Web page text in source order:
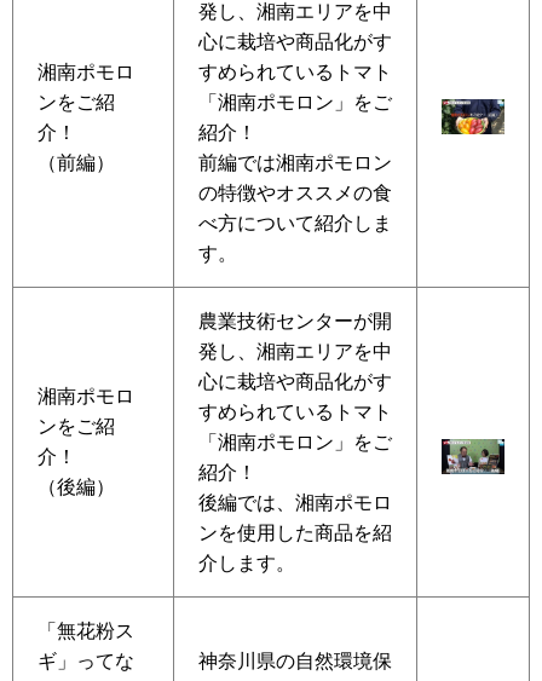
湘南ポモロ
ンをご紹
介！
（前編）
発し、湘南エリアを中
心に栽培や商品化がす
すめられているトマト
「湘南ポモロン」をご
紹介！
前編では湘南ポモロン
の特徴やオススメの食
べ方について紹介しま
す。
湘南ポモロ
ンをご紹
介！
（後編）
農業技術センターが開
発し、湘南エリアを中
心に栽培や商品化がす
すめられているトマト
「湘南ポモロン」をご
紹介！
後編では、湘南ポモロ
ンを使用した商品を紹
介します。
「無花粉ス
ギ」ってな
神奈川県の自然環境保